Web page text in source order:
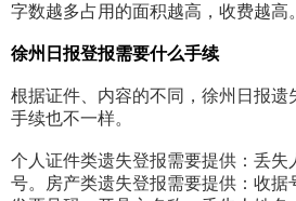
字数越多占用的面积越高，收费越高。
徐州日报登报需要什么手续
根据证件、内容的不同，徐州日报遗
手续也不一样。
个人证件类遗失登报需要提供：丢失
号。房产类遗失登报需要提供：收据